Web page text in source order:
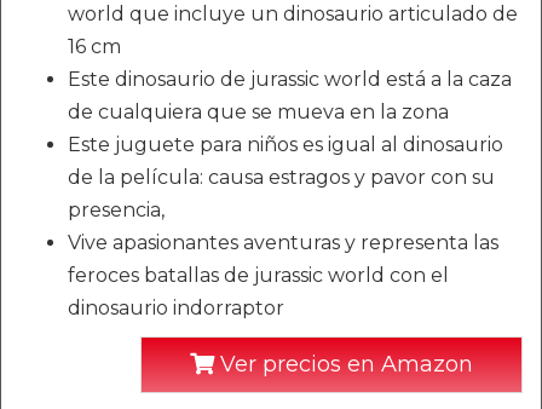
world que incluye un dinosaurio articulado de
16 cm
Este dinosaurio de jurassic world está a la caza
de cualquiera que se mueva en la zona
Este juguete para niños es igual al dinosaurio
de la película: causa estragos y pavor con su
presencia, ​
Vive apasionantes aventuras y representa las
feroces batallas de jurassic world con el
dinosaurio indorraptor
Ver precios en Amazon